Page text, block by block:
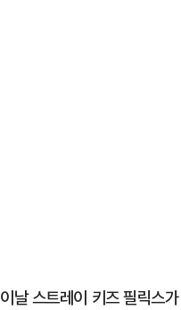
이날 스트레이 키즈 필릭스